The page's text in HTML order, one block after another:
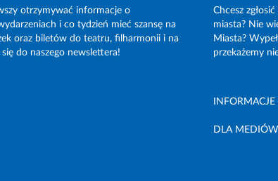
otrzymywać informacje o
i co tydzień mieć szansę na
oraz biletów do teatru, filharmonii i na
do naszego newslettera!
Chcesz
miasta? Nie
Miasta?
przekażemy
DLA MEDIÓW